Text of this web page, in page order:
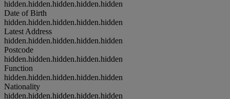
hidden.hidden.hidden.hidden.hidden
Date of Birth
hidden.hidden.hidden.hidden.hidden
Latest Address
hidden.hidden.hidden.hidden.hidden
Postcode
hidden.hidden.hidden.hidden.hidden
Function
hidden.hidden.hidden.hidden.hidden
Nationality
hidden.hidden.hidden.hidden.hidden